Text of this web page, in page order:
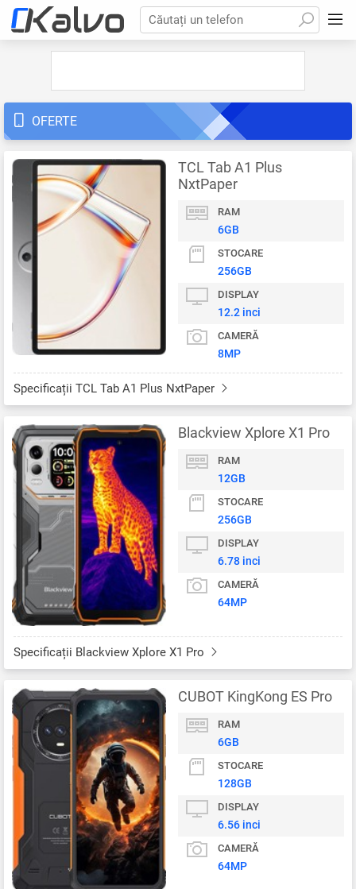
Căutați un telefon
OFERTE
TCL Tab A1 Plus
NxtPaper
RAM
6GB
STOCARE
256GB
DISPLAY
12.2 inci
CAMERĂ
8MP
Specificații TCL Tab A1 Plus NxtPaper
Blackview Xplore X1 Pro
RAM
12GB
STOCARE
256GB
DISPLAY
6.78 inci
CAMERĂ
64MP
Specificații Blackview Xplore X1 Pro
CUBOT KingKong ES Pro
RAM
6GB
STOCARE
128GB
DISPLAY
6.56 inci
CAMERĂ
64MP